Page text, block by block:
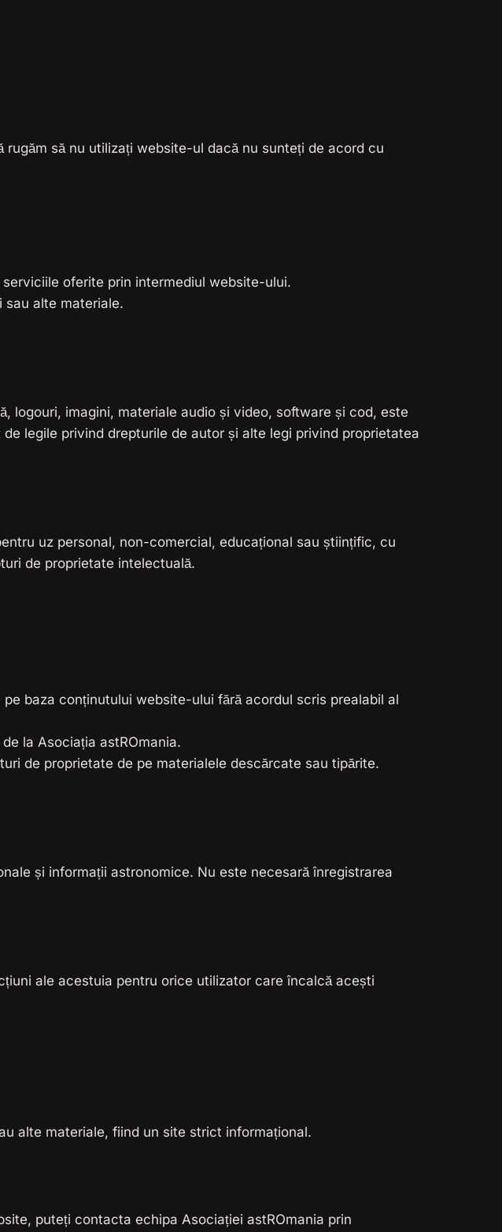
să nu utilizați website-ul dacă nu sunteți de acord cu
oferite prin intermediul website-ului.
sau alte materiale.
logouri, imagini, materiale audio și video, software și cod, este
legile privind drepturile de autor și alte legi privind proprietatea
uz personal, non-comercial, educațional sau științific, cu
de proprietate intelectuală.
baza conținutului website-ului fără acordul scris prealabil al
la Asociația astROmania.
de proprietate de pe materialele descărcate sau tipărite.
și informații astronomice. Nu este necesară înregistrarea
ale acestuia pentru orice utilizator care încalcă acești
alte materiale, fiind un site strict informațional.
puteți contacta echipa Asociației astROmania prin